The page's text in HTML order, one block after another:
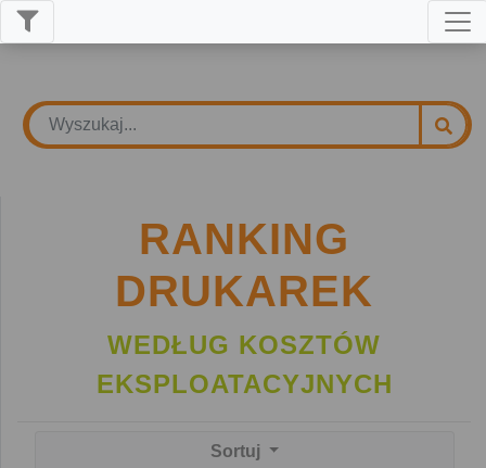
RANKING
DRUKAREK
WEDŁUG KOSZTÓW
EKSPLOATACYJNYCH
Sortuj